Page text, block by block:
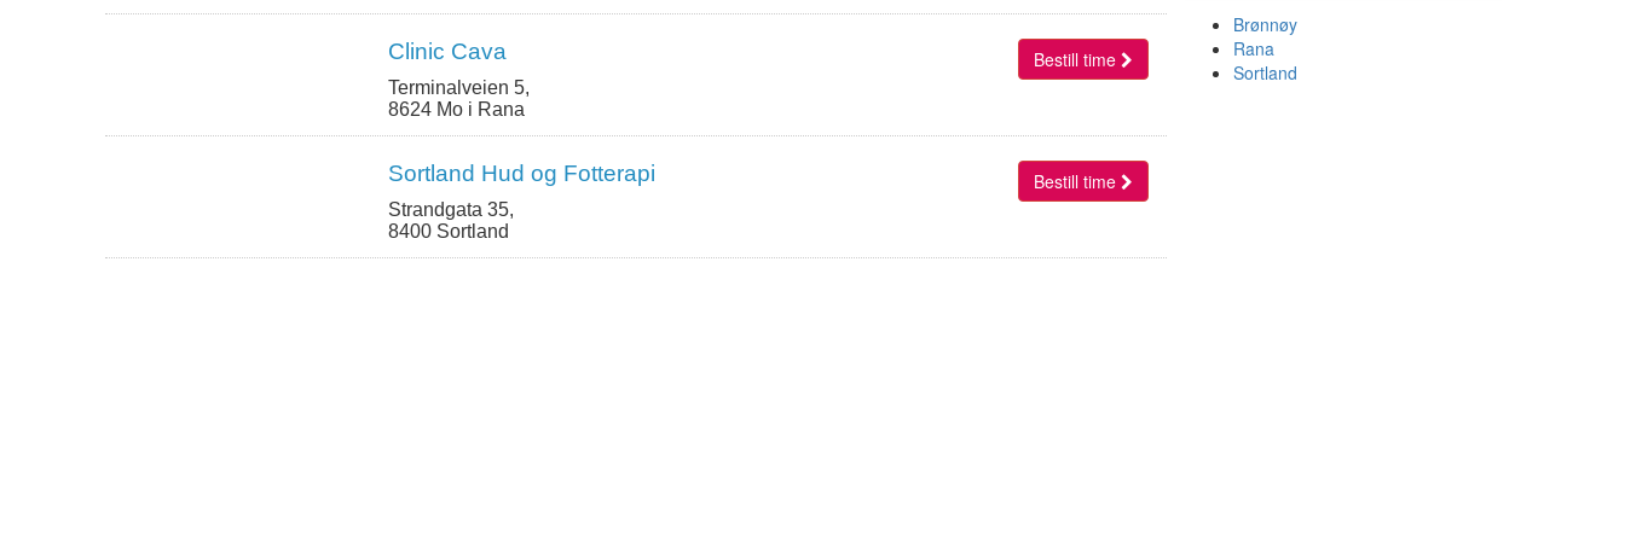
Bestill time
Clinic Cava
Terminalveien 5,
8624 Mo i Rana
Bestill time
Sortland Hud og Fotterapi
Strandgata 35,
8400 Sortland
Brønnøy
Rana
Sortland